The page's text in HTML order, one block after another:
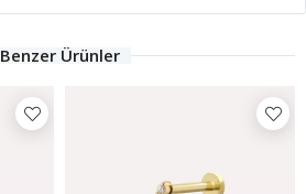
Benzer Ürünler